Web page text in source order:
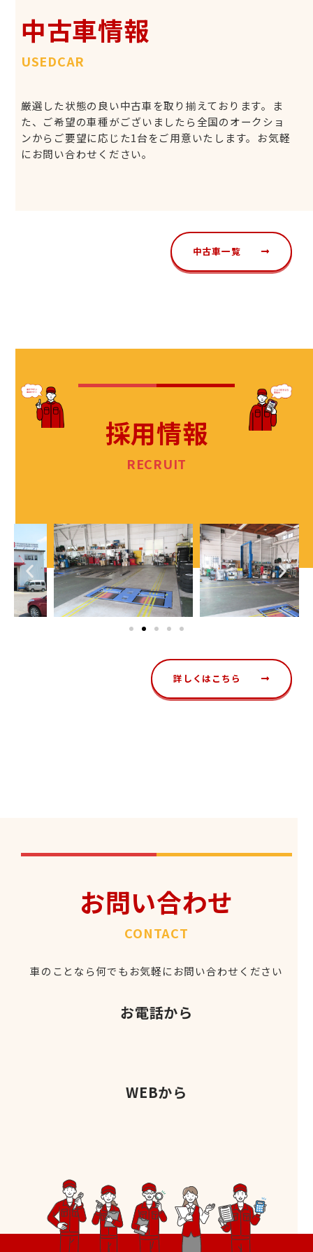
中古車情報
USEDCAR
厳選した状態の良い中古車を取り揃えております。ま
た、ご希望の車種がございましたら全国のオークショ
ンからご要望に応じた1台をご用意いたします。お気軽
にお問い合わせください。
中古車一覧
採用情報
RECRUIT
詳しくはこちら
お問い合わせ
CONTACT
車のことなら何でもお気軽にお問い合わせください
お電話から
WEBから